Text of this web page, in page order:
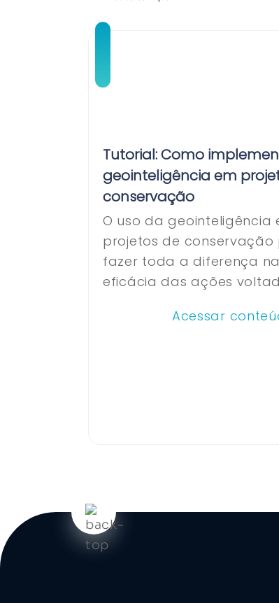
Tutorial: Como
geointeligência em
conservação
O uso da geointeligência
projetos de conservação
fazer toda a diferença na
eficácia das ações
Acessar